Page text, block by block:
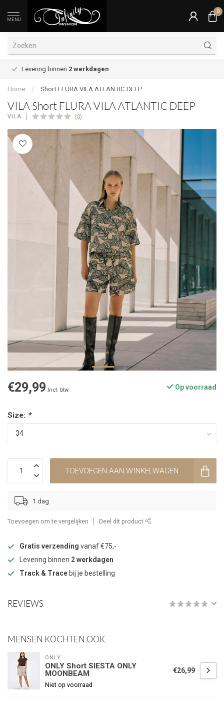
MENU
0
Levering binnen 2 werkdagen
Home / Short FLURA VILA ATLANTIC DEEP
VILA Short FLURA VILA ATLANTIC DEEP
VILA (0)
€29,99 Incl. btw Op voorraad
Size: *
TOEVOEGEN AAN WINKELWAGEN
1 dag
Toevoegen om te vergelijken Deel dit product
Gratis verzending vanaf €75,-
Levering binnen 2 werkdagen
Track & Trace bij je bestelling
REVIEWS
MENSEN KOCHTEN OOK
ONLY
ONLY Short SIESTA ONLY
MOONBEAM
Niet op voorraad
€26,99